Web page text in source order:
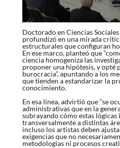
Doctorado en Ciencias
profundizó en una mirada
estructurales que configuran
En ese marco, planteó que
ciencia homogeniza las
proponer una hipótesis, y opté
burocracia”, apuntando a los
que tienden a estandarizar la
conocimiento.
En esa línea, advirtió que “se
administrativas que en la
subrayando cómo estas lógicas
transversalmente a distintas
incluso los artistas deben
exigencias que no
metodologías ni procesos